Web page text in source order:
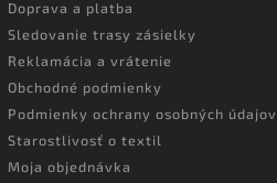
Doprava a platba
Sledovanie trasy zásielky
Reklamácia a vrátenie
Obchodné podmienky
Podmienky ochrany osobných údajov
Starostlivosť o textil
Moja objednávka